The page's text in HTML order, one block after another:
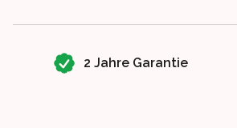
2 Jahre Garantie